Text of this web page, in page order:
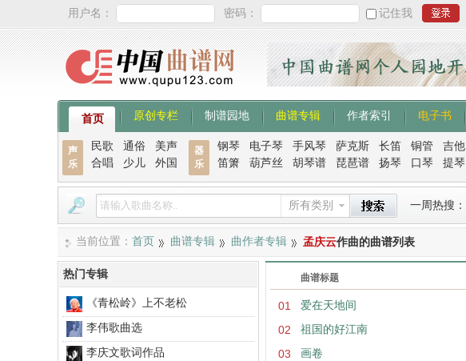
用户名： 密码： 记住我
首页 原创专栏 制谱园地 曲谱专辑 作者索引 电子书
声
乐
民歌 通俗
美声
合唱
少儿 外国
器
乐
钢琴 电子琴 手风琴 萨克斯 长笛 铜管 吉他
笛箫
葫芦丝 胡琴谱 琵琶谱 扬琴 口琴 提琴
所有类别 一周热搜：
当前位置： 首页 曲谱专辑 曲作者专辑 孟庆云作曲的曲谱列表
曲谱标题
01 爱在天地间
02 祖国的好江南
03 画卷
热门专辑
《青松岭》上不老松
李伟歌曲选
李庆文歌词作品